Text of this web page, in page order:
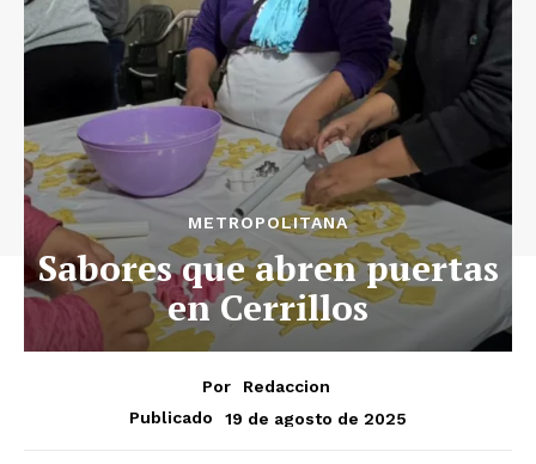
METROPOLITANA
Sabores que abren puertas
en Cerrillos
Por
Redaccion
Publicado
19 de agosto de 2025